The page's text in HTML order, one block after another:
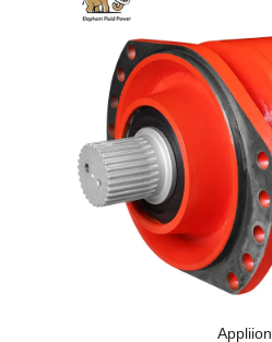
Appliion